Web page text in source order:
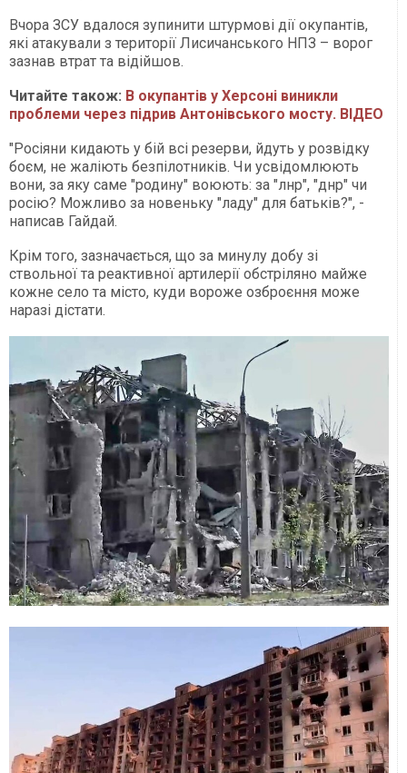
Вчора ЗСУ вдалося зупинити штурмові дії окупантів,
які атакували з території Лисичанського НПЗ – ворог
зазнав втрат та відійшов.
Читайте також: В окупантів у Херсоні виникли
проблеми через підрив Антонівського мосту. ВІДЕО
"Росіяни кидають у бій всі резерви, йдуть у розвідку
боєм, не жаліють безпілотників. Чи усвідомлюють
вони, за яку саме "родину" воюють: за "лнр", "днр" чи
росію? Можливо за новеньку "ладу" для батьків?", -
написав Гайдай.
Крім того, зазначається, що за минулу добу зі
ствольної та реактивної артилерії обстріляно майже
кожне село та місто, куди вороже озброєння може
наразі дістати.